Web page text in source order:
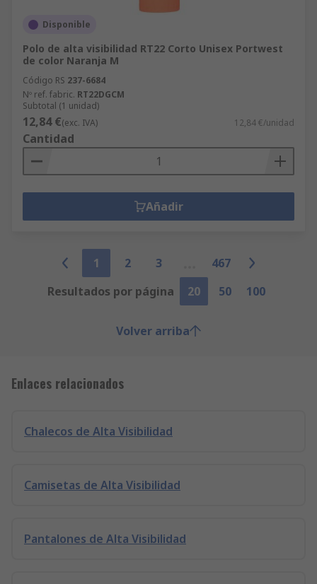
Disponible
Polo de alta visibilidad RT22 Corto Unisex Portwest
de color Naranja M
Código RS 237-6684
Nº ref. fabric. RT22DGCM
Subtotal (1 unidad)
12,84 €(exc. IVA) 12,84 €/unidad
Cantidad
Añadir
1 2 3
467
Resultados por página
20 50 100
Volver arriba
Enlaces relacionados
Chalecos de Alta Visibilidad
Camisetas de Alta Visibilidad
Pantalones de Alta Visibilidad